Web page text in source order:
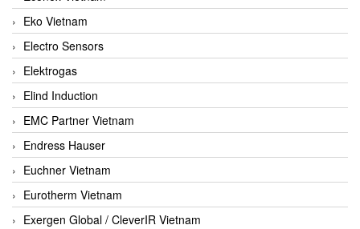
Eko Vietnam
Electro Sensors
Elektrogas
Elind Induction
EMC Partner Vietnam
Endress Hauser
Euchner Vietnam
Eurotherm Vietnam
Exergen Global / CleverIR Vietnam